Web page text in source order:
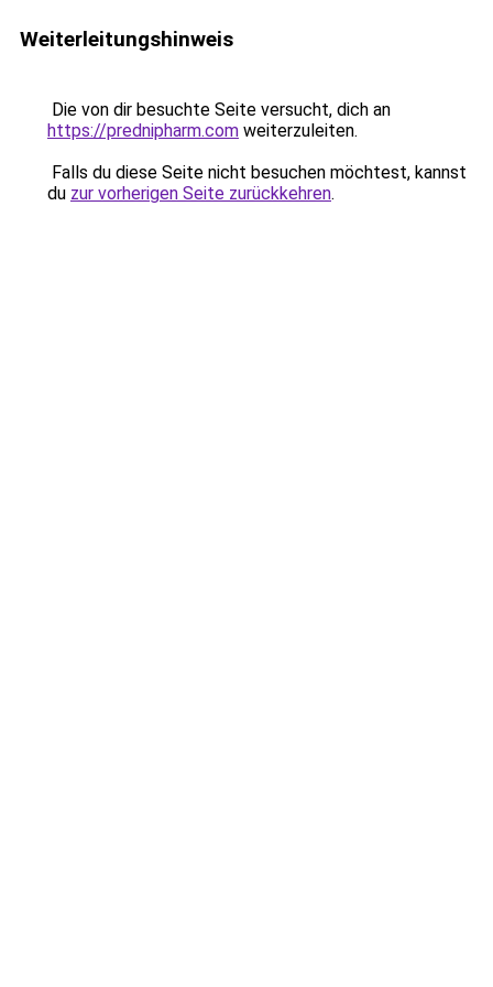
Weiterleitungshinweis
Die von dir besuchte Seite versucht, dich an
https://prednipharm.com weiterzuleiten.
Falls du diese Seite nicht besuchen möchtest, kannst
du zur vorherigen Seite zurückkehren.